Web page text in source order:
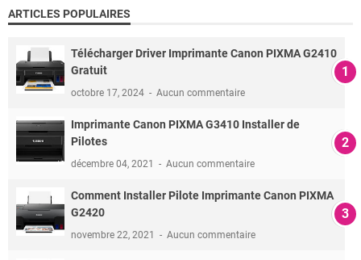
ARTICLES POPULAIRES
Télécharger Driver Imprimante Canon PIXMA G2410
Gratuit
octobre 17, 2024 Aucun commentaire
Imprimante Canon PIXMA G3410 Installer de
Pilotes
décembre 04, 2021 Aucun commentaire
Comment Installer Pilote Imprimante Canon PIXMA
G2420
novembre 22, 2021 Aucun commentaire